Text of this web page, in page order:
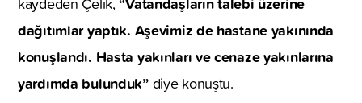
dağıtımlar yaptık. Aşevimiz de hastane yakınında
konuşlandı. Hasta yakınları ve cenaze yakınlarına
yardımda bulunduk”diye konuştu.